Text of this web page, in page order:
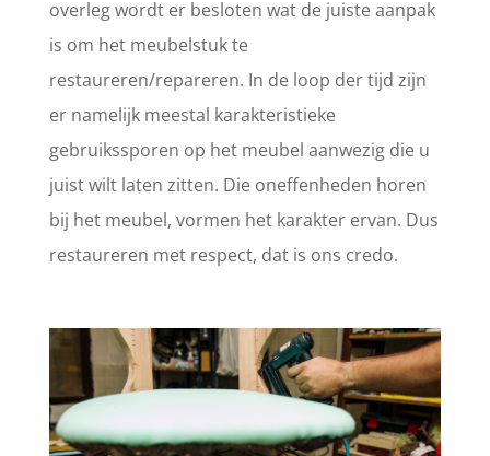
overleg wordt er besloten wat de juiste aanpak
is om het meubelstuk te
restaureren/repareren. In de loop der tijd zijn
er namelijk meestal karakteristieke
gebruikssporen op het meubel aanwezig die u
juist wilt laten zitten. Die oneffenheden horen
bij het meubel, vormen het karakter ervan. Dus
restaureren met respect, dat is ons credo.